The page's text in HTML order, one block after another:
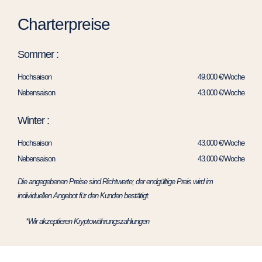
Charterpreise
Sommer :
Hochsaison
49.000 €/Woche
Nebensaison
43.000 €/Woche
Winter :
Hochsaison
43.000 €/Woche
Nebensaison
43.000 €/Woche
Die angegebenen Preise sind Richtwerte; der endgültige Preis wird im
individuellen Angebot für den Kunden bestätigt.
*Wir akzeptieren Kryptowährungszahlungen